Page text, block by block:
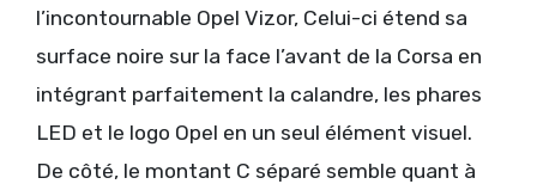
l’incontournable Opel Vizor, Celui-ci étend sa
surface noire sur la face l’avant de la Corsa en
intégrant parfaitement la calandre, les phares
LED et le logo Opel en un seul élément visuel.
De côté, le montant C séparé semble quant à